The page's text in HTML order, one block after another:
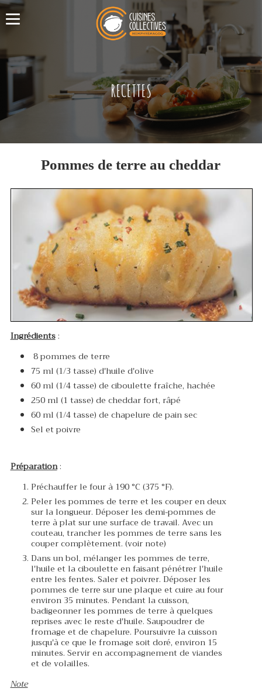
RECETTES
Pommes de terre au cheddar
Ingrédients:
8 pommes de terre
75 ml (1/3 tasse) d'huile d'olive
60 ml (1/4 tasse) de ciboulette fraîche, hachée
250 ml (1 tasse) de cheddar fort, râpé
60 ml (1/4 tasse) de chapelure de pain sec
Sel et poivre
Préparation:
Préchauffer le four à 190 °C (375 °F).
Peler les pommes de terre et les couper en deux
sur la longueur. Déposer les demi-pommes de
terre à plat sur une surface de travail. Avec un
couteau, trancher les pommes de terre sans les
couper complètement. (voir note)
Dans un bol, mélanger les pommes de terre,
l'huile et la ciboulette en faisant pénétrer l'huile
entre les fentes. Saler et poivrer. Déposer les
pommes de terre sur une plaque et cuire au four
environ 35 minutes. Pendant la cuisson,
badigeonner les pommes de terre à quelques
reprises avec le reste d'huile. Saupoudrer de
fromage et de chapelure. Poursuivre la cuisson
jusqu'à ce que le fromage soit doré, environ 15
minutes. Servir en accompagnement de viandes
et de volailles.
Note